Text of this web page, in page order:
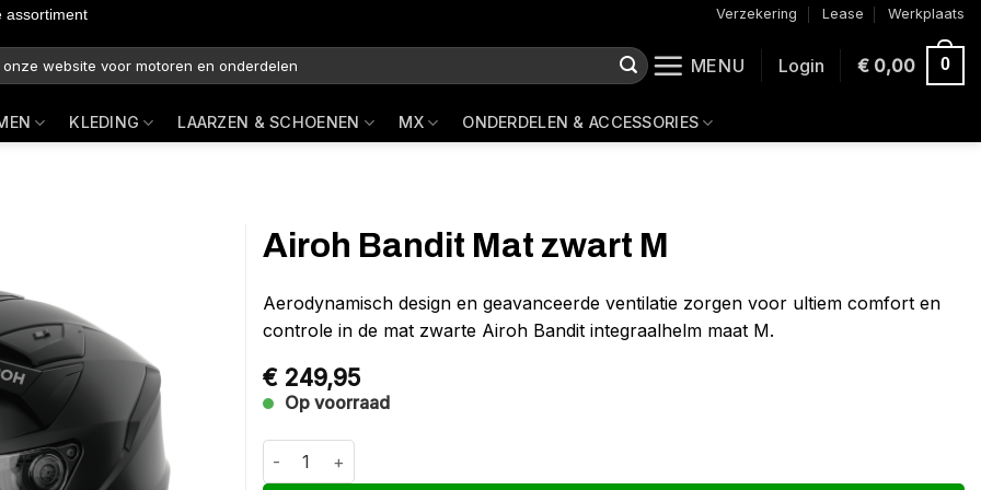
assortiment Verzekering Lease Werkplaats
MENU Login €0,00 0
KLEDING LAARZEN & SCHOENEN MX ONDERDELEN & ACCESSORIES
Airoh Bandit Mat zwart M
Aerodynamisch design en geavanceerde ventilatie zorgen voor ultiem comfort en
controle in de mat zwarte Airoh Bandit integraalhelm maat M.
€ 249,95
Op voorraad
Airoh Bandit Mat zwart M aantal
Alternative: